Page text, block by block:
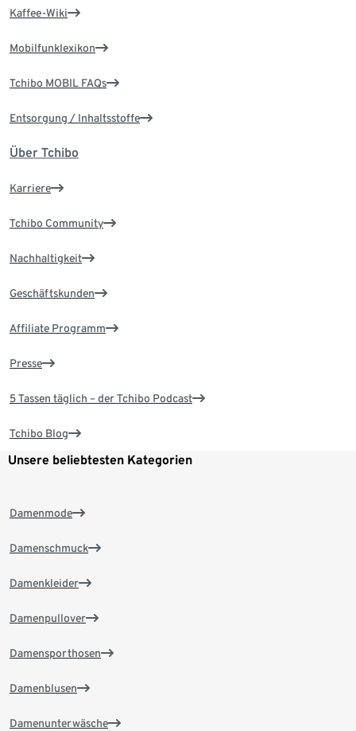
Kaffee-Wiki
Mobilfunklexikon
Tchibo MOBIL FAQs
Entsorgung / Inhaltsstoffe
Über Tchibo
Karriere
Tchibo Community
Nachhaltigkeit
Geschäftskunden
Affiliate Programm
Presse
5 Tassen täglich – der Tchibo Podcast
Tchibo Blog
Unsere beliebtesten Kategorien
Damenmode
Damenschmuck
Damenkleider
Damenpullover
Damensporthosen
Damenblusen
Damenunterwäsche